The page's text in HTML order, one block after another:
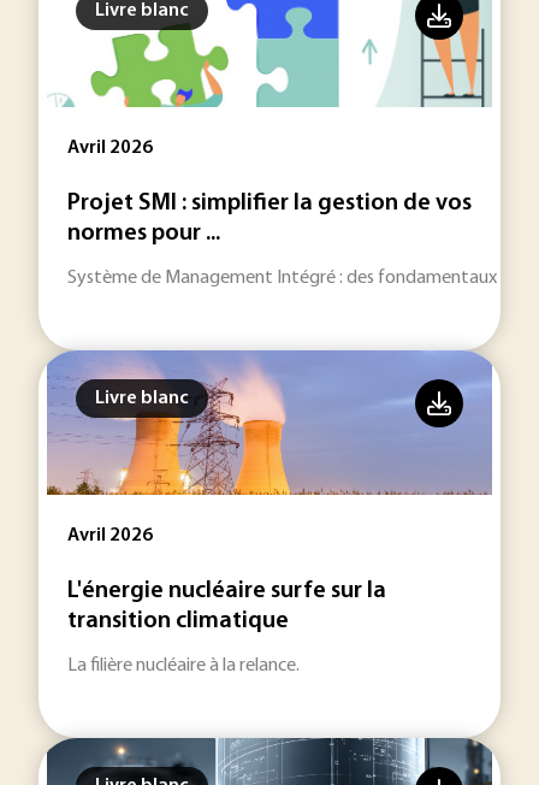
Livre blanc
Avril 2026
Projet SMI : simplifier la gestion de vos
normes pour ...
Système de Management Intégré : des fondamentaux du
Livre blanc
Avril 2026
L'énergie nucléaire surfe sur la
transition climatique
La filière nucléaire à la relance.